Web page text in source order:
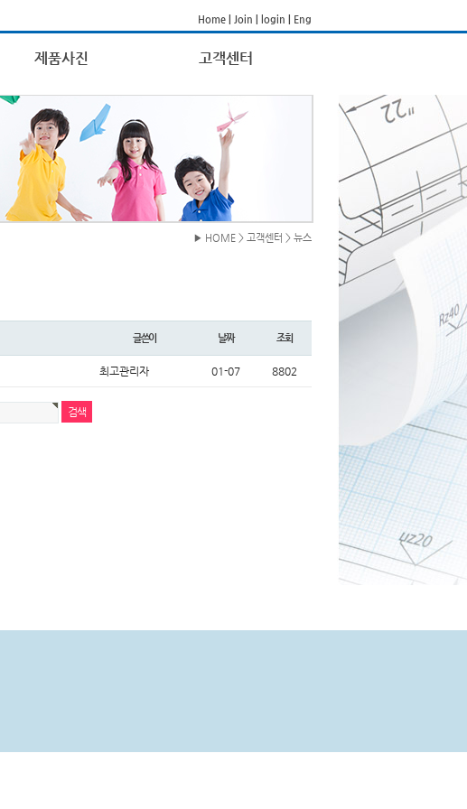
Home Join login Eng
제품사진 고객센터
▶ HOME > 고객센터 > 뉴스
글쓴이 날짜 조회
최고관리자 01-07 8802